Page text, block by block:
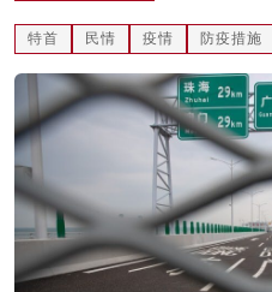
特首 民情 疫情 防疫措施